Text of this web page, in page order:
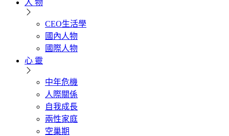
人 物
CEO生活學
國內人物
國際人物
心 靈
中年危機
人際關係
自我成長
兩性家庭
空巢期